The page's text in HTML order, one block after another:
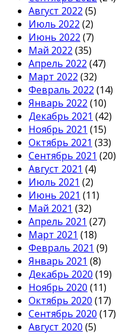
Август 2022 (5)
Июль 2022 (2)
Июнь 2022 (7)
Май 2022 (35)
Апрель 2022 (47)
Март 2022 (32)
Февраль 2022 (14)
Январь 2022 (10)
Декабрь 2021 (42)
Ноябрь 2021 (15)
Октябрь 2021 (33)
Сентябрь 2021 (20)
Август 2021 (4)
Июль 2021 (2)
Июнь 2021 (11)
Май 2021 (32)
Апрель 2021 (27)
Март 2021 (18)
Февраль 2021 (9)
Январь 2021 (8)
Декабрь 2020 (19)
Ноябрь 2020 (11)
Октябрь 2020 (17)
Сентябрь 2020 (17)
Август 2020 (5)